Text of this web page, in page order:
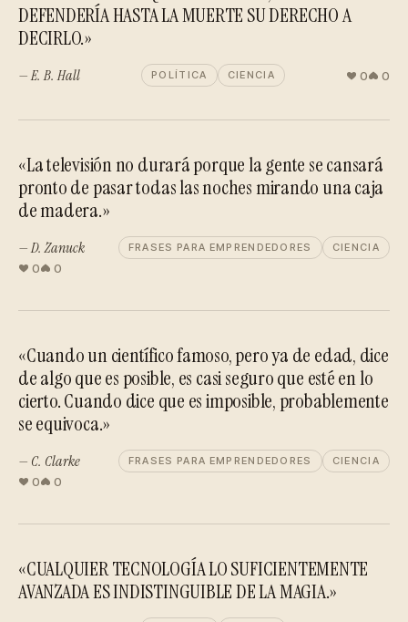
DEFENDERÍA HASTA LA MUERTE SU DERECHO A
DECIRLO.»
— E. B. Hall POLÍTICA CIENCIA 0 0
«La televisión no durará porque la gente se cansará
pronto de pasar todas las noches mirando una caja
de madera.»
— D. Zanuck FRASES PARA EMPRENDEDORES CIENCIA
0 0
«Cuando un científico famoso, pero ya de edad, dice
de algo que es posible, es casi seguro que esté en lo
cierto. Cuando dice que es imposible, probablemente
se equivoca.»
— C. Clarke FRASES PARA EMPRENDEDORES CIENCIA
0 0
«CUALQUIER TECNOLOGÍA LO SUFICIENTEMENTE
AVANZADA ES INDISTINGUIBLE DE LA MAGIA.»